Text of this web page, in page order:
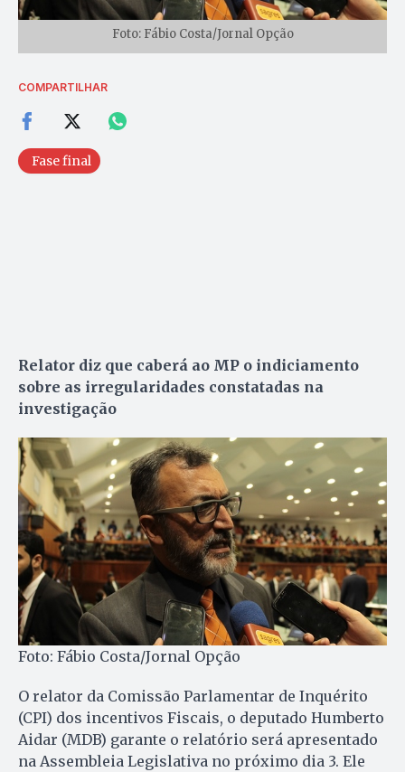
Foto: Fábio Costa/Jornal Opção
COMPARTILHAR
Fase final
Relator diz que caberá ao MP o indiciamento
sobre as irregularidades constatadas na
investigação
Foto: Fábio Costa/Jornal Opção
O relator da Comissão Parlamentar de Inquérito
(CPI) dos incentivos Fiscais, o deputado Humberto
Aidar (MDB) garante o relatório será apresentado
na Assembleia Legislativa no próximo dia 3. Ele